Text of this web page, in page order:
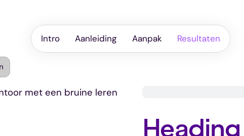
Intro Aanleiding Aanpak Resultaten
Heading